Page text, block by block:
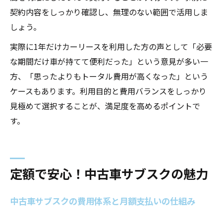
契約内容をしっかり確認し、無理のない範囲で活用しま
しょう。
実際に1年だけカーリースを利用した方の声として「必要
な期間だけ車が持てて便利だった」という意見が多い一
方、「思ったよりもトータル費用が高くなった」という
ケースもあります。利用目的と費用バランスをしっかり
見極めて選択することが、満足度を高めるポイントで
す。
定額で安心！中古車サブスクの魅力
中古車サブスクの費用体系と月額支払いの仕組み